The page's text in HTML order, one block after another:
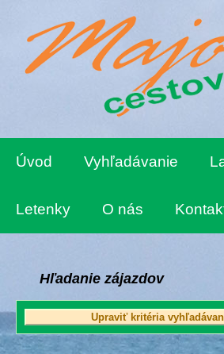
Úvod Vyhľadávanie
Letenky O nás
Hľadanie zájazdov